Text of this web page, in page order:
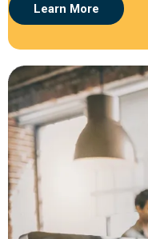
Learn More